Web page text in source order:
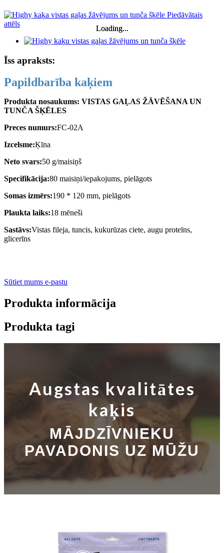
Loading...
Loading...
Īss apraksts:
Papildbarība kaķiem
Produkta nosaukums: VISTAS GAĻAS ŽĀVĒŠANA UN
TUNČA ŠĶĒLES
Preces numurs:FC-02A
Izcelsme:Ķīna
Neto svars:50 g/maisiņš
Specifikācija:80 maisiņi/iepakojums, pielāgots
Somas izmērs:190 * 120 mm, pielāgots
Plaukta laiks:18 mēneši
Sastāvs:Vistas fileja, tuncis, kukurūzas ciete, augu proteīns,
glicerīns
Sūtiet mums e-pastu
Produkta informācija
Produkta tagi
Augstas kvalitātes
kaķis
MĀJDZĪVNIEKU
PAVADONIS UZ MŪŽU